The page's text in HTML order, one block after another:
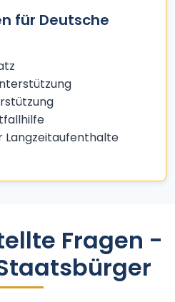
für Deutsche
Langzeitaufenthalte
Fragen -